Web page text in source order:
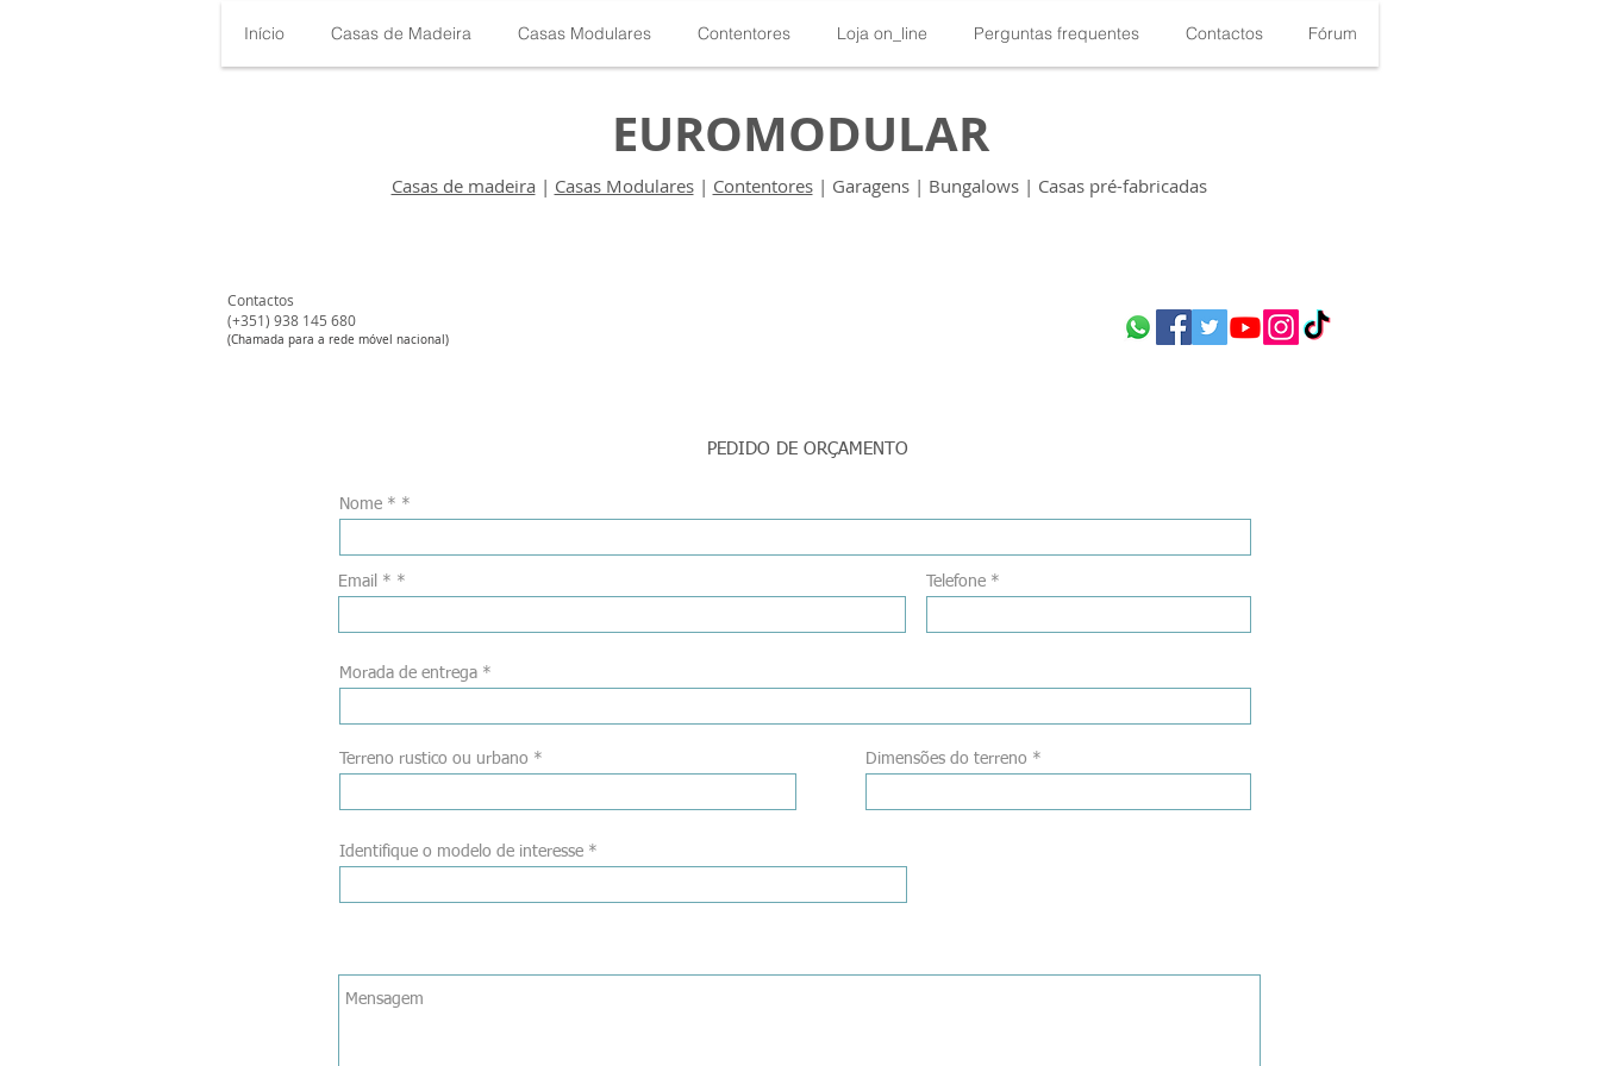
Início Casas de Madeira Casas Modulares Contentores Loja on_line Perguntas frequentes Contactos Fórum
EUROMODULAR
Casas de madeira | Casas Modulares| Contentores| Garagens | Bungalows | Casas pré-fabricadas
Contactos
(+351) 938 145 680​
(Chamada para a rede móvel nacional)
PEDIDO DE ORÇAMENTO
Nome *
Email * Telefone
Morada de entrega
Terreno rustico ou urbano Dimensões do terreno
Identifique o modelo de interesse